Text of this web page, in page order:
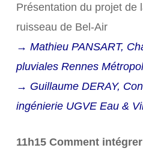
Présentation du projet de
ruisseau de Bel-Air
→ Mathieu PANSART,
pluviales Rennes
→ Guillaume DERAY,
ingénierie UGVE Eau &
11h15 Comment